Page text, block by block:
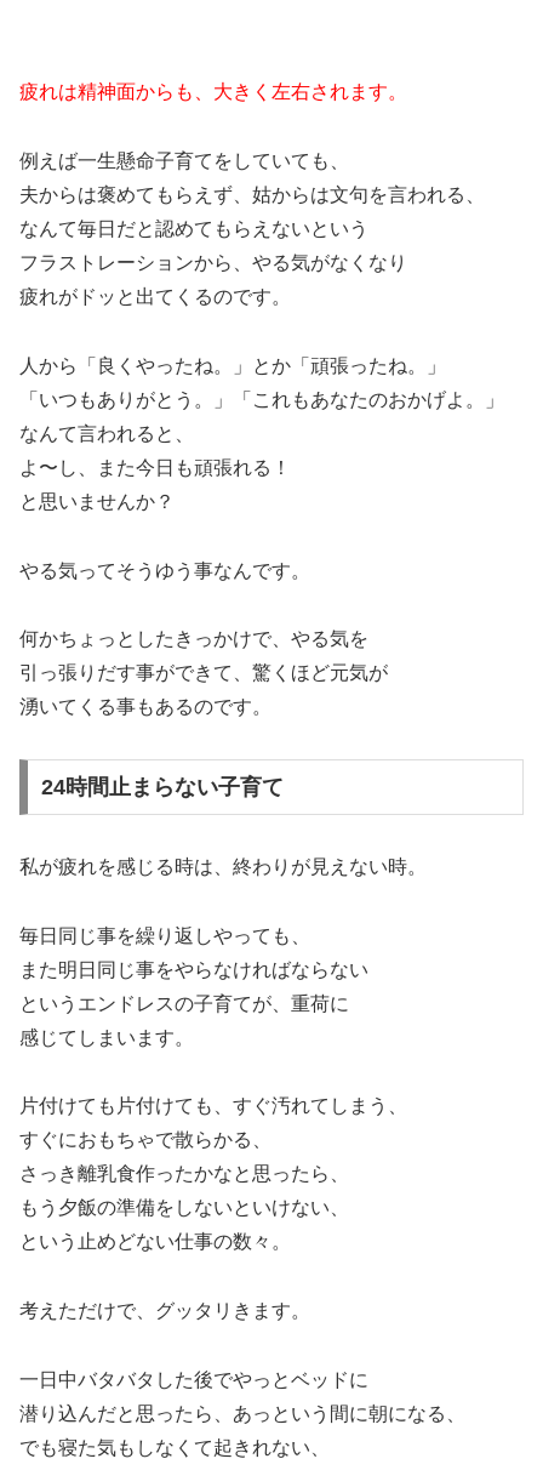
疲れは精神面からも、大きく左右されます。
例えば一生懸命子育てをしていても、
夫からは褒めてもらえず、姑からは文句を言われる、
なんて毎日だと認めてもらえないという
フラストレーションから、やる気がなくなり
疲れがドッと出てくるのです。
人から「良くやったね。」とか「頑張ったね。」
「いつもありがとう。」「これもあなたのおかげよ。」
なんて言われると、
よ〜し、また今日も頑張れる！
と思いませんか？
やる気ってそうゆう事なんです。
何かちょっとしたきっかけで、やる気を
引っ張りだす事ができて、驚くほど元気が
湧いてくる事もあるのです。
24時間止まらない子育て
私が疲れを感じる時は、終わりが見えない時。
毎日同じ事を繰り返しやっても、
また明日同じ事をやらなければならない
というエンドレスの子育てが、重荷に
感じてしまいます。
片付けても片付けても、すぐ汚れてしまう、
すぐにおもちゃで散らかる、
さっき離乳食作ったかなと思ったら、
もう夕飯の準備をしないといけない、
という止めどない仕事の数々。
考えただけで、グッタリきます。
一日中バタバタした後でやっとベッドに
潜り込んだと思ったら、あっという間に朝になる、
でも寝た気もしなくて起きれない、